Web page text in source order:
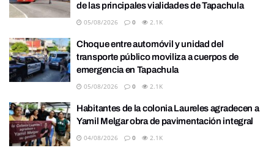
de las principales vialidades de Tapachula
05/08/2026 0 2.1K
Choque entre automóvil y unidad del
transporte público moviliza a cuerpos de
emergencia en Tapachula
05/08/2026 0 2.1K
Habitantes de la colonia Laureles agradecen a
Yamil Melgar obra de pavimentación integral
04/08/2026 0 2.1K